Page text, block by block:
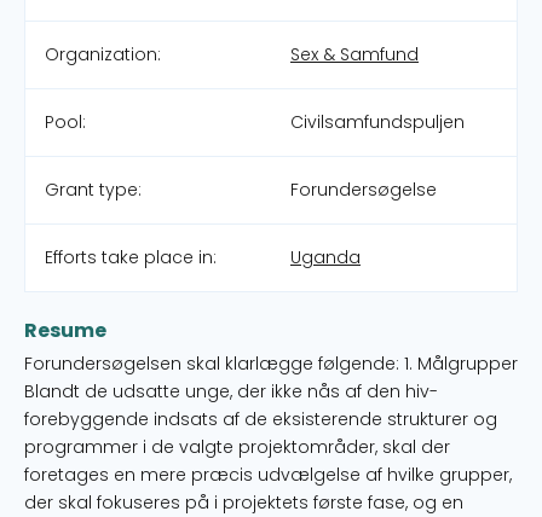
Organization: Sex & Samfund
Pool: Civilsamfundspuljen
Grant type: Forundersøgelse
Efforts take place in: Uganda
Resume
Forundersøgelsen skal klarlægge følgende: 1. Målgrupper
Blandt de udsatte unge, der ikke nås af den hiv-
forebyggende indsats af de eksisterende strukturer og
programmer i de valgte projektområder, skal der
foretages en mere præcis udvælgelse af hvilke grupper,
der skal fokuseres på i projektets første fase, og en